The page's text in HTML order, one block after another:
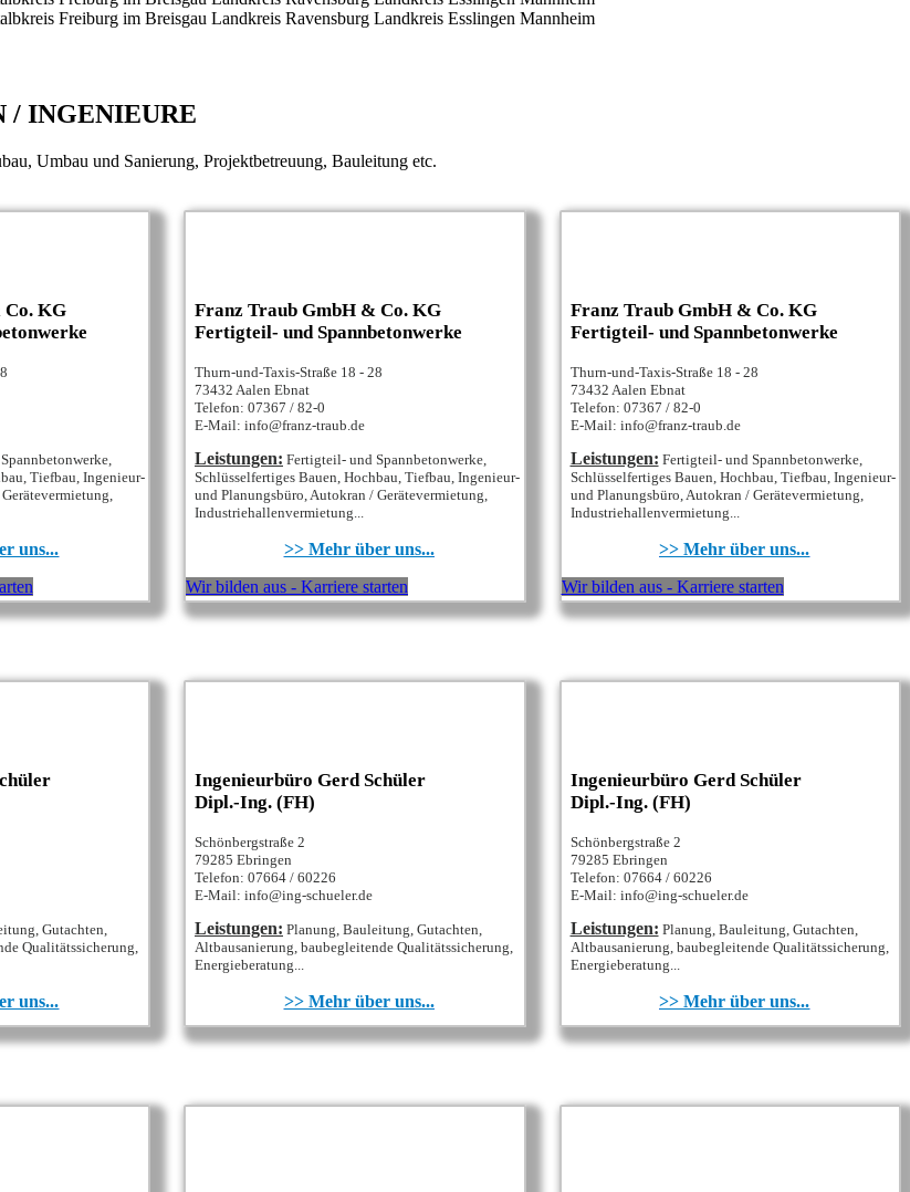
Freiburg im Breisgau Landkreis Ravensburg Landkreis Esslingen Mannheim
/ INGENIEURE
Umbau und Sanierung, Projektbetreuung, Bauleitung etc.
KG
Tiefbau, Ingenieur-
uns...
Franz Traub GmbH & Co. KG
Fertigteil- und Spannbetonwerke
Thurn-und-Taxis-Straße 18 - 28
73432 Aalen Ebnat
Telefon: 07367 / 82-0
E-Mail: info@franz-traub.de
Leistungen: Fertigteil- und Spannbetonwerke,
Schlüsselfertiges Bauen, Hochbau, Tiefbau, Ingenieur-
und Planungsbüro, Autokran / Gerätevermietung,
Industriehallenvermietung...
>> Mehr über uns...
Wir bilden aus - Karriere starten
Franz Traub GmbH & Co. KG
Fertigteil- und Spannbetonwerke
Thurn-und-Taxis-Straße 18 - 28
73432 Aalen Ebnat
Telefon: 07367 / 82-0
E-Mail: info@franz-traub.de
Leistungen: Fertigteil- und Spannbetonwerke,
Schlüsselfertiges Bauen, Hochbau, Tiefbau, Ingenieur-
und Planungsbüro, Autokran / Gerätevermietung,
Industriehallenvermietung...
>> Mehr über uns...
Wir bilden aus - Karriere starten
Gutachten,
Qualitätssicherung,
uns...
Ingenieurbüro Gerd Schüler
Dipl.-Ing. (FH)
Schönbergstraße 2
79285 Ebringen
Telefon: 07664 / 60226
E-Mail: info@ing-schueler.de
Leistungen: Planung, Bauleitung, Gutachten,
Altbausanierung, baubegleitende Qualitätssicherung,
Energieberatung...
>> Mehr über uns...
Ingenieurbüro Gerd Schüler
Dipl.-Ing. (FH)
Schönbergstraße 2
79285 Ebringen
Telefon: 07664 / 60226
E-Mail: info@ing-schueler.de
Leistungen: Planung, Bauleitung, Gutachten,
Altbausanierung, baubegleitende Qualitätssicherung,
Energieberatung...
>> Mehr über uns...